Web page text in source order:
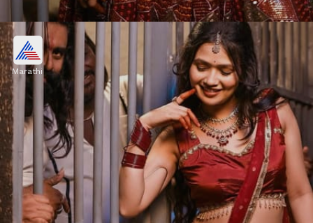
गौतमी पाटील डान्ससाठी लोकप्रिय
गौतमी पाटीलच्या डान्सने संपूर्ण महाराष्ट्राला वेड लावलं आहे.
एखाद्या ठिकाणी जर तिचा कार्यक्रम असेल तर लांबून प्रेक्षक तिचा
डान्स पाहण्यासाठी हजर राहत असतात.
Image credits: Instagram
Marathi